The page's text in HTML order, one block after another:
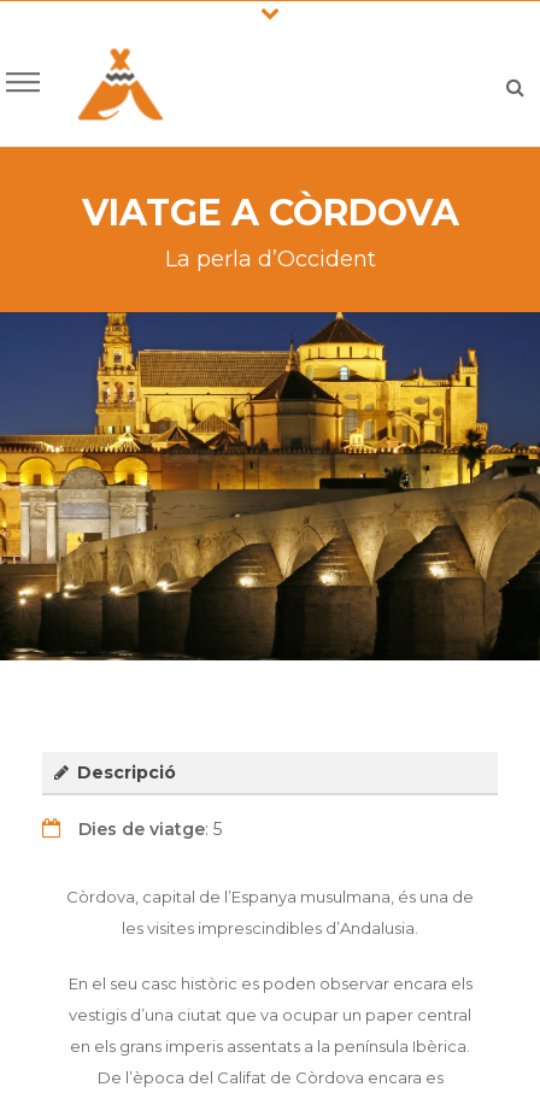
VIATGE A CÒRDOVA
La perla d’Occident
Descripció
Dies de viatge: 5
Còrdova, capital de l’Espanya musulmana, és una de
les visites imprescindibles d’Andalusia.
En el seu casc històric es poden observar encara els
vestigis d’una ciutat que va ocupar un paper central
en els grans imperis assentats a la península Ibèrica.
De l’època del Califat de Còrdova encara es